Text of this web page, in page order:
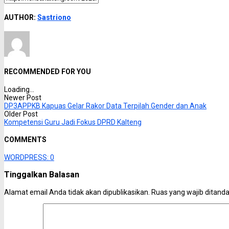
AUTHOR: Sastriono
RECOMMENDED FOR YOU
Loading...
Newer Post
DP3APPKB Kapuas Gelar Rakor Data Terpilah Gender dan Anak
Older Post
Kompetensi Guru Jadi Fokus DPRD Kalteng
COMMENTS
WORDPRESS: 0
Tinggalkan Balasan
Alamat email Anda tidak akan dipublikasikan. Ruas yang wajib